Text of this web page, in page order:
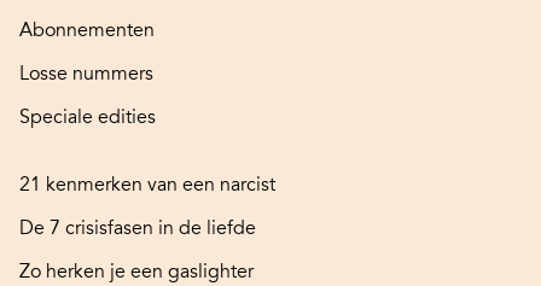
Abonnementen
Losse nummers
Speciale edities
21 kenmerken van een narcist
De 7 crisisfasen in de liefde
Zo herken je een gaslighter